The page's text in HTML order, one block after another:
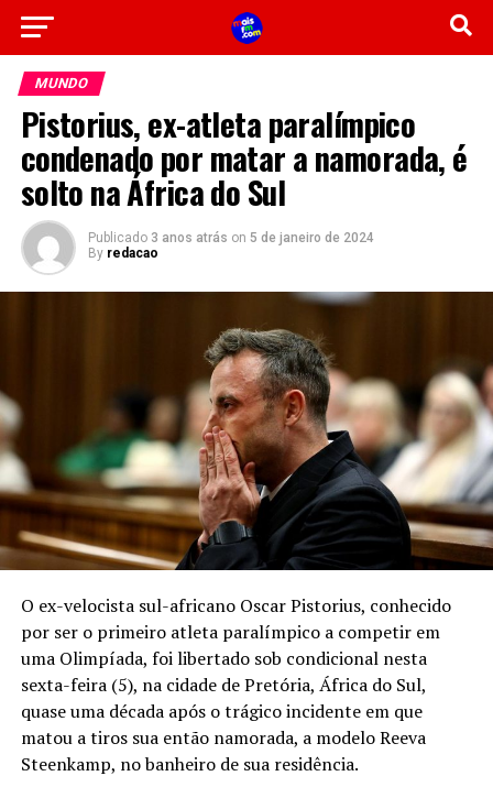
MUNDO
Pistorius, ex-atleta paralímpico
condenado por matar a namorada, é
solto na África do Sul
Publicado 3 anos atrás on 5 de janeiro de 2024
By redacao
O ex-velocista sul-africano Oscar Pistorius, conhecido
por ser o primeiro atleta paralímpico a competir em
uma Olimpíada, foi libertado sob condicional nesta
sexta-feira (5), na cidade de Pretória, África do Sul,
quase uma década após o trágico incidente em que
matou a tiros sua então namorada, a modelo Reeva
Steenkamp, no banheiro de sua residência.